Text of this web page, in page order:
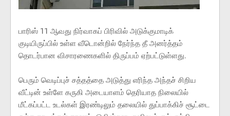
பாரிஸ் 11 ஆவது நிர்வாகப் பிரிவில் அடுக்குமாடிக்
குடியிருப்பில் உள்ள வீடொன்றில் நேர்ந்த தீ அனர்த்தம்
தொடர்பான விசாரணைகளில் திருப்பம் ஏற்பட்டுள்ளது.
பெரும் வெடிப்புச் சத்தத்தை அடுத்து எரிந்த அந்தச் சிறிய
வீட்டின் உள்ளே கருகி அடையாளம் தெரியாத நிலையில்
மீட்கப்பட்ட உடல்கள் இரண்டிலும் தலையில் துப்பாக்கிச் சூட்டை